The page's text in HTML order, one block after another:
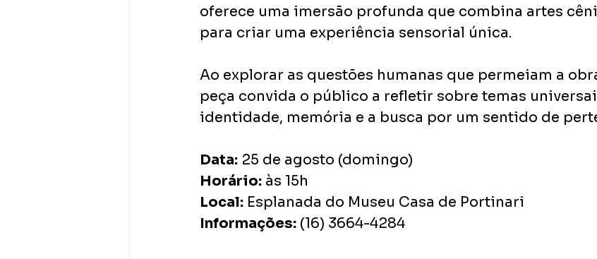
oferece uma imersão profunda que combina artes
para criar uma experiência sensorial única.
Ao explorar as questões humanas que permeiam a
peça convida o público a refletir sobre temas
identidade, memória e a busca por um sentido de
Data: 25 de agosto (domingo)
Horário: às 15h
Local: Esplanada do Museu Casa de Portinari
Informações: (16) 3664-4284